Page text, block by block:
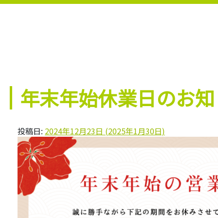
年末年始休業日のお
投稿日: 2024年12月23日 (2025年1月30日)